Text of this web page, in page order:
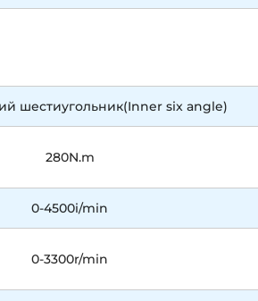
шестиугольник(Inner six angle)
280N.m
0-4500i/min
0-3300r/min